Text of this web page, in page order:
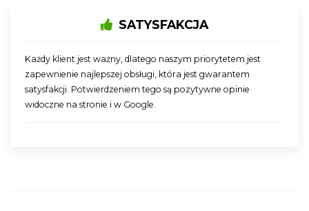
SATYSFAKCJA
Każdy klient jest ważny, dlatego naszym priorytetem jest
zapewnienie najlepszej obsługi, która jest gwarantem
satysfakcji. Potwierdzeniem tego są pozytywne opinie
widoczne na stronie i w Google.